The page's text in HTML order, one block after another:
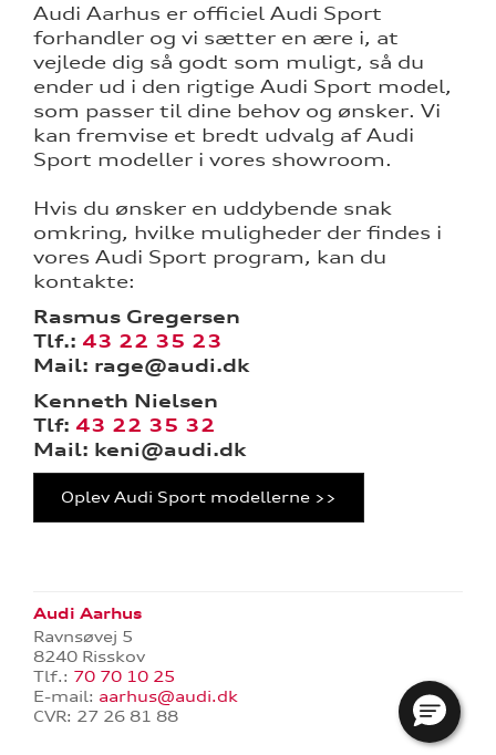
Audi Aarhus er officiel Audi Sport
forhandler og vi sætter en ære i, at
vejlede dig så godt som muligt, så du
ender ud i den rigtige Audi Sport model,
som passer til dine behov og ønsker. Vi
kan fremvise et bredt udvalg af Audi
Sport modeller i vores showroom.
Hvis du ønsker en uddybende snak
omkring, hvilke muligheder der findes i
vores Audi Sport program, kan du
kontakte:
Rasmus Gregersen
Tlf.: 43 22 35 23
Mail: rage@audi.dk
Kenneth Nielsen
Tlf: 43 22 35 32
Mail: keni@audi.dk
Oplev Audi Sport modellerne >>
Audi Aarhus
Ravnsøvej 5
8240 Risskov
Tlf.: 70 70 10 25
E-mail: aarhus@audi.dk
CVR: 27 26 81 88